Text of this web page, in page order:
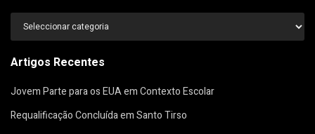
Categorias
Artigos Recentes
Jovem Parte para os EUA em Contexto Escolar
Requalificação Concluída em Santo Tirso